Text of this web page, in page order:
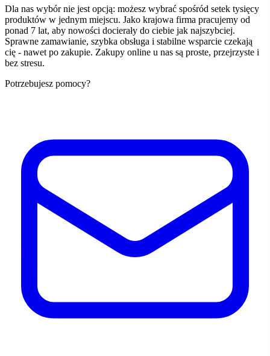
Dla nas wybór nie jest opcją: możesz wybrać spośród setek tysięcy
produktów w jednym miejscu. Jako krajowa firma pracujemy od
ponad 7 lat, aby nowości docierały do ciebie jak najszybciej.
Sprawne zamawianie, szybka obsługa i stabilne wsparcie czekają
cię - nawet po zakupie. Zakupy online u nas są proste, przejrzyste i
bez stresu.
Potrzebujesz pomocy?